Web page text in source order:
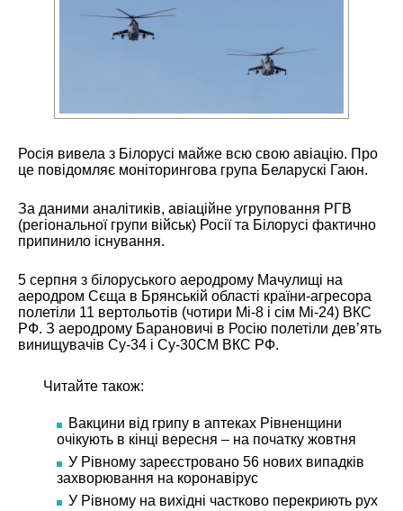
Росія вивела з Білорусі майже всю свою авіацію. Про
це повідомляє моніторингова група Беларускі Гаюн.
За даними аналітиків, авіаційне угруповання РГВ
(регіональної групи військ) Росії та Білорусі фактично
припинило існування.
5 серпня з білоруського аеродрому Мачулищі на
аеродром Сєща в Брянській області країни-агресора
полетіли 11 вертольотів (чотири Мі-8 і сім Мі-24) ВКС
РФ. З аеродрому Барановичі в Росію полетіли дев’ять
винищувачів Су-34 і Су-30СМ ВКС РФ.
Читайте також:
Вакцини від грипу в аптеках Рівненщини
очікують в кінці вересня – на початку жовтня
У Рівному зареєстровано 56 нових випадків
захворювання на коронавірус
У Рівному на вихідні частково перекриють рух